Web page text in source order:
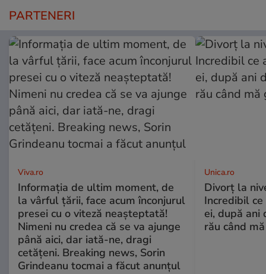
PARTENERI
Viva.ro
Informația de ultim moment, de
la vârful țării, face acum înconjurul
presei cu o viteză neașteptată!
Nimeni nu credea că se va ajunge
până aici, dar iată-ne, dragi
cetățeni. Breaking news, Sorin
Grindeanu tocmai a făcut anunțul
Unica.ro
Divorț la
Incredibil
ei, după ani
rău când